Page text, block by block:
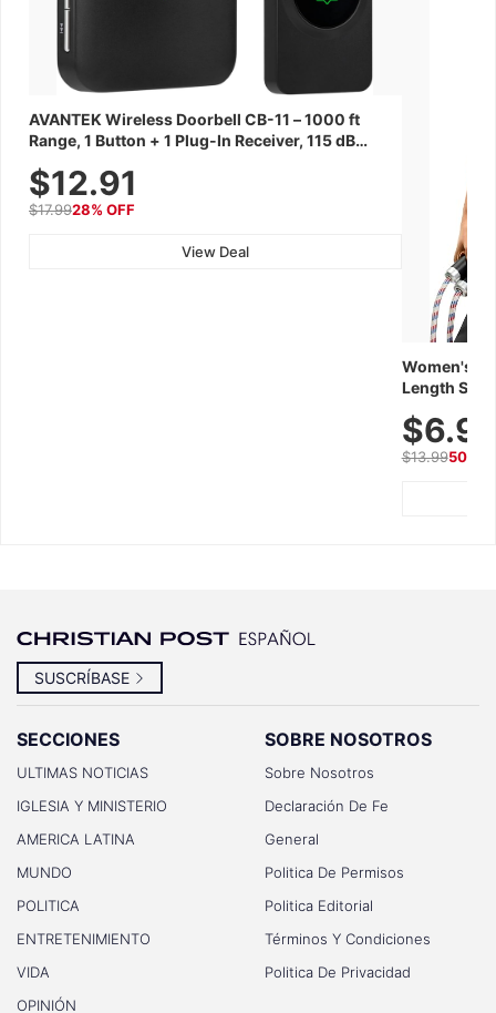
AVANTEK Wireless Doorbell CB-11 – 1000 ft
Range, 1 Button + 1 Plug-In Receiver, 115 dB
Year Battery
$12.91
$17.9928% OFF
View Deal
Women's
Length
Summer
$13.9950%
SUSCRÍBASE
SECCIONES
ULTIMAS NOTICIAS
IGLESIA Y MINISTERIO
AMERICA LATINA
MUNDO
POLITICA
ENTRETENIMIENTO
VIDA
OPINIÓN
SOBRE NOSOTROS
Sobre Nosotros
Declaración De Fe
General
Politica De Permisos
Politica Editorial
Términos Y Condiciones
Politica De Privacidad